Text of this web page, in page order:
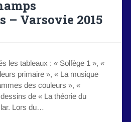
– Varsovie 2015
les tableaux : « Solfège 1 », «
primaire », « La musique
des couleurs », «
de « La théorie du
Lors du…